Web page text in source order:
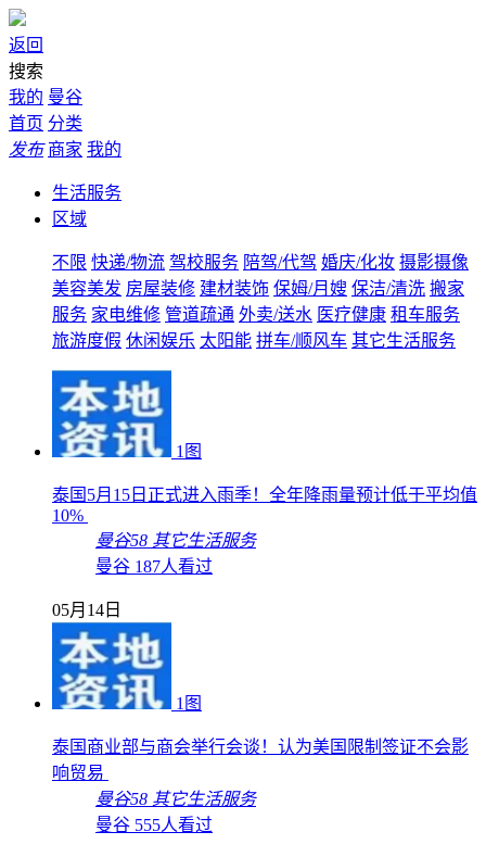
返回
搜索
我的 曼谷
首页 分类
发布 商家 我的
生活服务
区域
不限 快递/物流 驾校服务 陪驾/代驾 婚庆/化妆 摄影摄像
美容美发 房屋装修 建材装饰 保姆/月嫂 保洁/清洗 搬家
服务 家电维修 管道疏通 外卖/送水 医疗健康 租车服务
旅游度假 休闲娱乐 太阳能 拼车/顺风车 其它生活服务
1图
泰国5月15日正式进入雨季！全年降雨量预计低于平均值
10%
曼谷58 其它生活服务
曼谷 187人看过
05月14日
1图
泰国商业部与商会举行会谈！认为美国限制签证不会影
响贸易
曼谷58 其它生活服务
曼谷 555人看过